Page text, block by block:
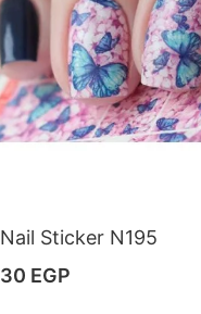
Nail Sticker N195
30 EGP